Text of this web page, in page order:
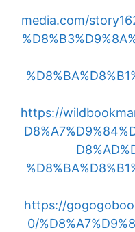
media.com/
https://
https://
0/